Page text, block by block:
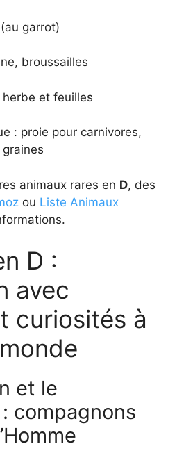
garrot)
broussailles
et feuilles
: proie pour carnivores,
animaux rares en D, des
ou Liste Animaux
D :
avec
curiosités à
et le
compagnons